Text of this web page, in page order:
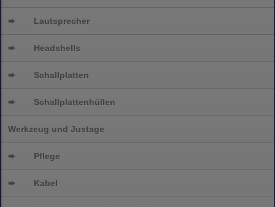
➨ Lautsprecher
➨ Headshells
➨ Schallplatten
➨ Schallplattenhüllen
Werkzeug und Justage
➨ Pflege
➨ Kabel